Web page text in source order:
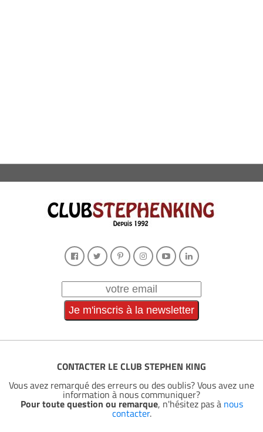
CONTACTER LE CLUB STEPHEN KING
Vous avez remarqué des erreurs ou des oublis? Vous avez une
information à nous communiquer?
Pour toute question ou remarque, n'hésitez pas à nous
contacter.